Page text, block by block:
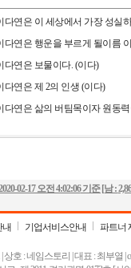
02-17 오전 4:02:06기준 [남 :
내 기업서비스안내 파트너
호 : 네임스토리 | 대표 : 최부열 |